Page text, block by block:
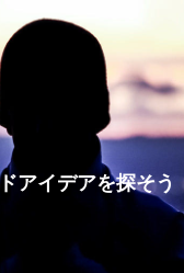
アイデアを探そう